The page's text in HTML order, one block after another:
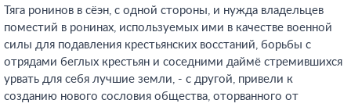
Тяга ронинов в сёэн, с одной стороны, и нужда владельцев
поместий в ронинах, используемых ими в качестве военной
силы для подавления крестьянских восстаний, борьбы с
отрядами беглых крестьян и соседними даймё стремившихся
урвать для себя лучшие земли, - с другой, привели к
созданию нового сословия общества, оторванного от